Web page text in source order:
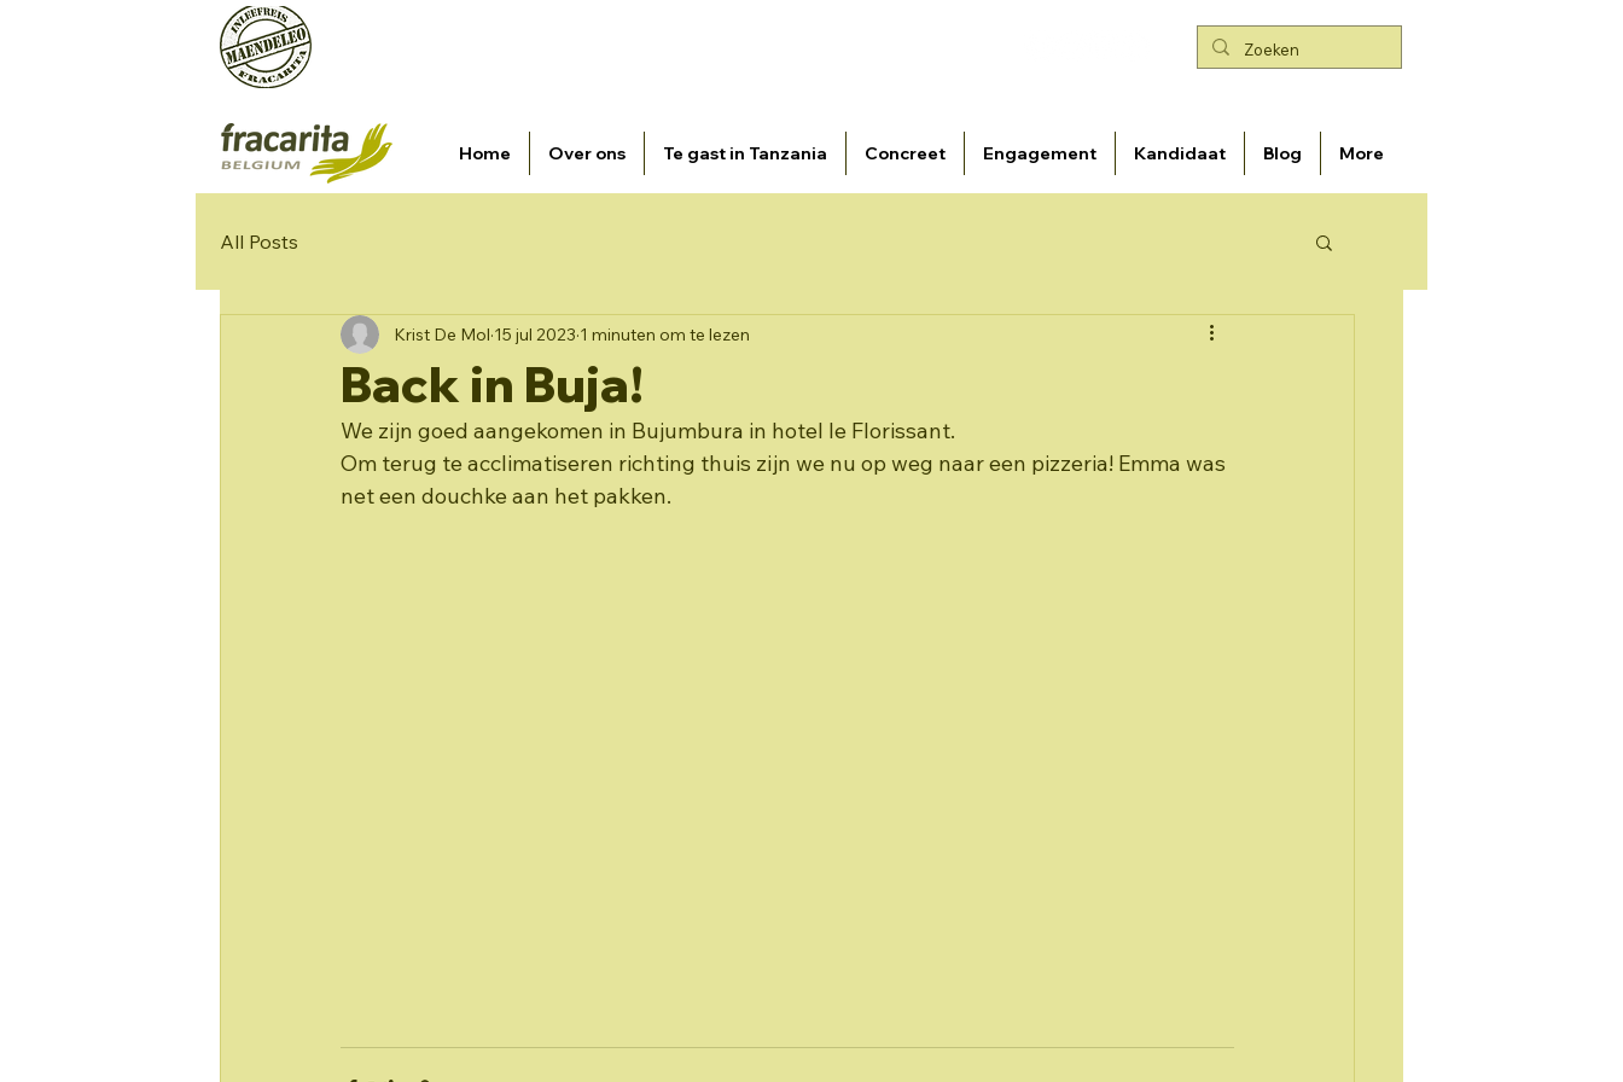
Home Over ons Te gast in Tanzania Concreet Engagement Kandidaat Blog More
All Posts
Back in Buja!
Krist De Mol 15 jul 2023 1 minuten om te lezen
We zijn goed aangekomen in Bujumbura in hotel le Florissant.
Om terug te acclimatiseren richting thuis zijn we nu op weg naar een pizzeria! Emma was
net een douchke aan het pakken.